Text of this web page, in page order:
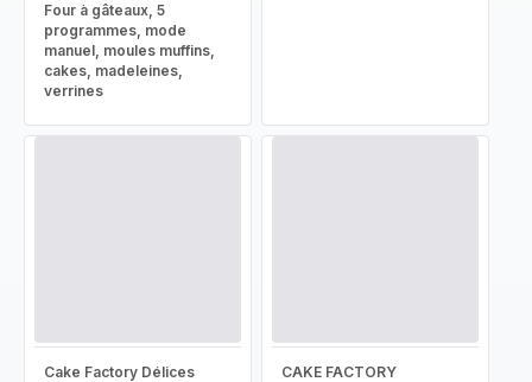
Four à gâteaux, 5
programmes, mode
manuel, moules muffins,
cakes, madeleines,
verrines
Cake Factory Délices
CAKE FACTORY